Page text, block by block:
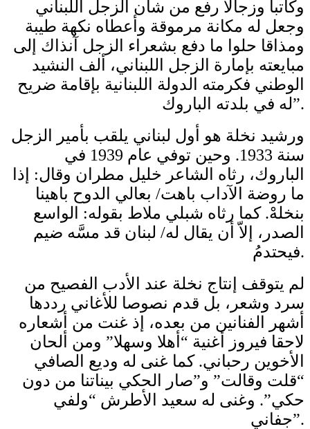
وكاتبا وزجالا رفع من شأن الزجل اللبناني
وجعل له مكانة مرموقة وأعطاه نكهة طيبة
ومذاقا حلوا ما دفع بشعراء الزجل آنذاك إلى
مبايعته بإمارة الزجل اللبناني، ألف النشيد
الوطني فكرمته الدولة اللبنانية بإقامة ضريح
له في بلدته الباروك”.
ورشيد نخلة هو أول لبناني يلقب بأمير الزجل
سنة 1933. وحين توفي عام 1939 في
الباروك، رثاه الشاعر خليل مطران وقال: إذا
ما روضة الآداب باهت/ بعالي الدوح باهينا
بنخلهْ. كما رثاه شبلي ملاط بقوله: الواسع
الصدر، إلاّ أن يقال له/ لبنان قد مسَّه ضيم
فيحتدمُ.
لم يتوقف إنتاج نخلة عند الأدب الفصيح من
سرد وشعر، بل قدم نصوصا للأغاني رددها
أشهر الفنانين من بعده، إذ غنت من أشعاره
لاحقا فيروز أغنية “أهلا وسهلا” ومن ألحان
الأخوين رحباني. كما غنى له وديع الصافي
“قلت وقالت” و”صار الحكي بيناتنا من دون
حكي”. وغنى له سعيد الأطرش “ولفي
جفاني”.